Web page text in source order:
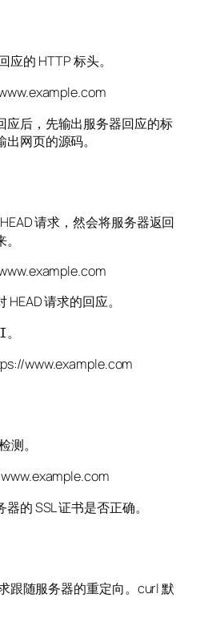
的 HTTP 标头。
应后，先输出服务器回应的标
网页的源码。
请求，然会将服务器返回
请求的回应。
。
www.example.com
测。
的 SSL 证书是否正确。
跟随服务器的重定向。curl 默